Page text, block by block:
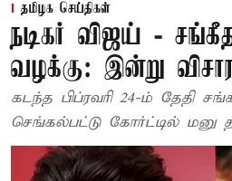
தமிழக செய்திகள்
நடிகர் விஜய் -
வழக்கு: இன்று
கடந்த பிப்ரவரி 24-ம் தேதி
செங்கல்பட்டு கோர்ட்டில் மனு